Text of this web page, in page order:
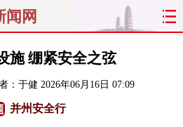
闻网
太原
文明 出行
施 绷紧安全之弦
：于健 2026年06月16日 07:09
并州安全行